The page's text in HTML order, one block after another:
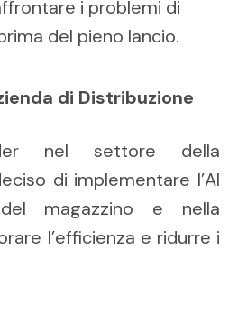
i problemi di
del pieno lancio.
di Distribuzione
nel settore della
di implementare l’AI
magazzino e nella
l’efficienza e ridurre i